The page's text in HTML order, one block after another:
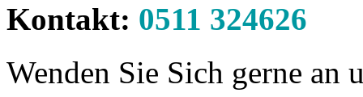
Kontakt: 0511 324626
Wenden Sie Sich gerne an